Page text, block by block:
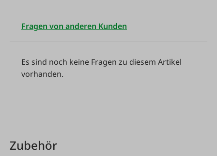
Fragen von anderen Kunden
Es sind noch keine Fragen zu diesem Artikel
vorhanden.
Produktgalerie überspringen
Zubehör